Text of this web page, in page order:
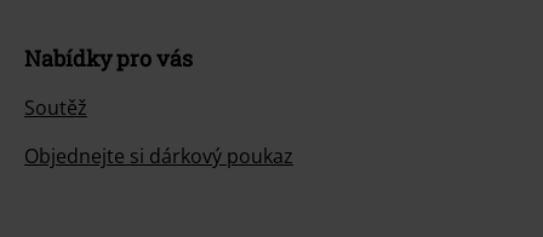
Nabídky pro vás
Soutěž
Objednejte si dárkový poukaz